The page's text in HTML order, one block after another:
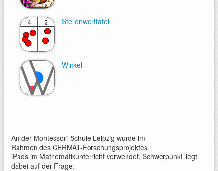
Stellenwerttafel
Winkel
An der Montessori-Schule Leipzig wurde im
Rahmen des CERMAT-Forschungsprojektes
iPads im Mathematikunterricht verwendet. Schwerpunkt liegt
dabei auf der Frage: